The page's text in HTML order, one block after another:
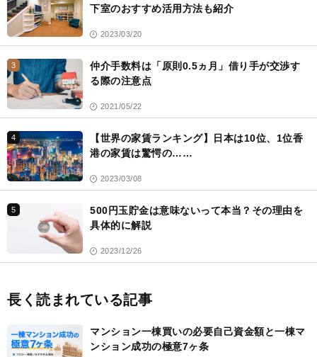
下室のおすすめ活用方法も紹介
2023/03/20
3
仲介手数料は「原則0.5ヵ月」借り手が交渉す
る際の注意点
2021/05/22
4
【世界の家賃ランキング】日本は10位、1位香
港の家賃は驚愕の……
2023/03/08
5
500円玉貯金は意味ないって本当？その理由を
具体的に解説
2023/12/26
長く読まれている記事
マンション一棟買いの必要自己資金額と一棟マ
ンション成功の極意7ヶ条